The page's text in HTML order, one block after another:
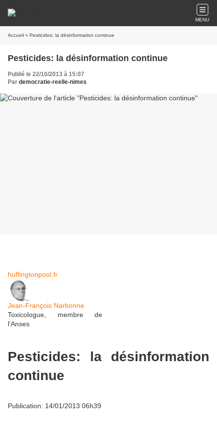
MENU
Accueil » Pesticides: la désinformation continue
Pesticides: la désinformation continue
Publié le 22/10/2013 à 15:07
Par democratie-reelle-nimes
huffingtonpost.fr
Jean-François Narbonne
Toxicologue, membre de
l'Anses
Pesticides: la désinformation
continue
Publication: 14/01/2013 06h39